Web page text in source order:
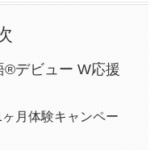
®デビュー W応援
月体験キャンペー